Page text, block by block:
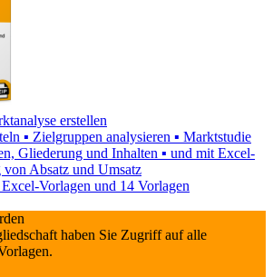
erstellen
▪ Zielgruppen analysieren ▪ Marktstudie
Gliederung und Inhalten ▪ und mit Excel-
Absatz und Umsatz
Vorlagen und 14 Vorlagen
haben Sie Zugriff auf alle